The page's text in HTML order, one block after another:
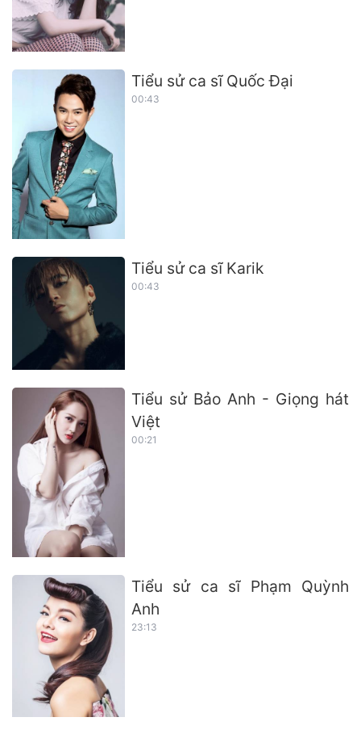
Tiểu sử ca sĩ Quốc Đại
00:43
Tiểu sử ca sĩ Karik
00:43
Tiểu sử Bảo Anh - Giọng hát
Việt
00:21
Tiểu sử ca sĩ Phạm Quỳnh
Anh
23:13